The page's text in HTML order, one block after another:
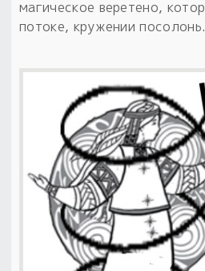
магическое веретено,
потоке, кружении посолонь.